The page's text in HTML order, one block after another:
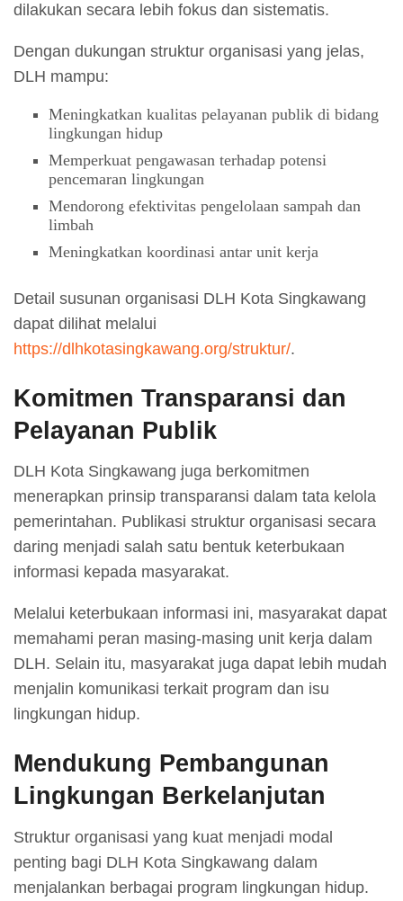
dilakukan secara lebih fokus dan sistematis.
Dengan dukungan struktur organisasi yang jelas,
DLH mampu:
Meningkatkan kualitas pelayanan publik di bidang
lingkungan hidup
Memperkuat pengawasan terhadap potensi
pencemaran lingkungan
Mendorong efektivitas pengelolaan sampah dan
limbah
Meningkatkan koordinasi antar unit kerja
Detail susunan organisasi DLH Kota Singkawang
dapat dilihat melalui
https://dlhkotasingkawang.org/struktur/.
Komitmen Transparansi dan
Pelayanan Publik
DLH Kota Singkawang juga berkomitmen
menerapkan prinsip transparansi dalam tata kelola
pemerintahan. Publikasi struktur organisasi secara
daring menjadi salah satu bentuk keterbukaan
informasi kepada masyarakat.
Melalui keterbukaan informasi ini, masyarakat dapat
memahami peran masing-masing unit kerja dalam
DLH. Selain itu, masyarakat juga dapat lebih mudah
menjalin komunikasi terkait program dan isu
lingkungan hidup.
Mendukung Pembangunan
Lingkungan Berkelanjutan
Struktur organisasi yang kuat menjadi modal
penting bagi DLH Kota Singkawang dalam
menjalankan berbagai program lingkungan hidup.